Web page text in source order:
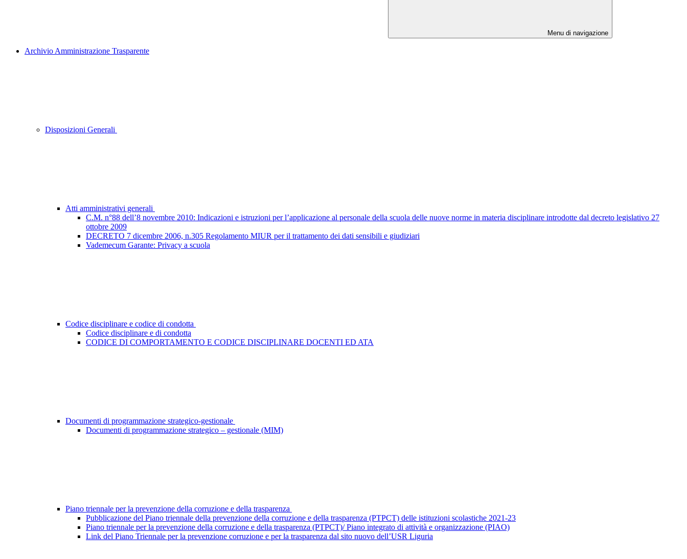
Menu di navigazione
Archivio Amministrazione Trasparente
Disposizioni Generali
Atti amministrativi generali
C.M. n°88 dell’8 novembre 2010: Indicazioni e istruzioni per l’applicazione al personale della scuola delle nuove norme in materia disciplinare introdotte dal decreto legislativo 27
ottobre 2009
DECRETO 7 dicembre 2006, n.305 Regolamento MIUR per il trattamento dei dati sensibili e giudiziari
Vademecum Garante: Privacy a scuola
Codice disciplinare e codice di condotta
Codice disciplinare e di condotta
CODICE DI COMPORTAMENTO E CODICE DISCIPLINARE DOCENTI ED ATA
Documenti di programmazione strategico-gestionale
Documenti di programmazione strategico – gestionale (MIM)
Piano triennale per la prevenzione della corruzione e della trasparenza
Pubblicazione del Piano triennale della prevenzione della corruzione e della trasparenza (PTPCT) delle istituzioni scolastiche 2021-23
Piano triennale per la prevenzione della corruzione e della trasparenza (PTPCT)/ Piano integrato di attività e organizzazione (PIAO)
Link del Piano Triennale per la prevenzione corruzione e per la trasparenza dal sito nuovo dell’USR Liguria